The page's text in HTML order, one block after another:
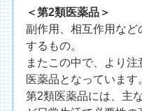
＜第2類医薬品＞
副作用、相互作用な
するもの。
またこの中で、より
医薬品となっています
第2類医薬品には、主